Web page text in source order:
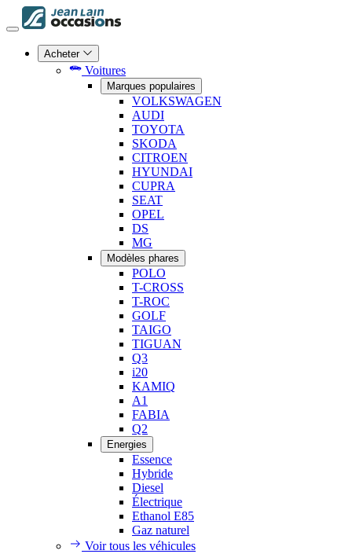
Acheter
Voitures
Marques populaires
VOLKSWAGEN
AUDI
TOYOTA
SKODA
CITROEN
HYUNDAI
CUPRA
SEAT
OPEL
DS
MG
Modèles phares
POLO
T-CROSS
T-ROC
GOLF
TAIGO
TIGUAN
Q3
i20
KAMIQ
A1
FABIA
Q2
Energies
Essence
Hybride
Diesel
Électrique
Ethanol E85
Gaz naturel
Voir tous les véhicules